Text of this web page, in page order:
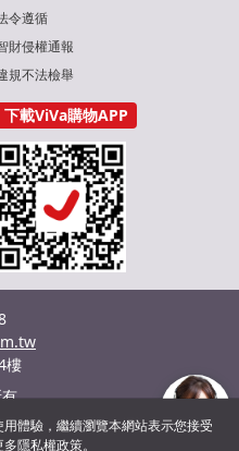
令遵循
財侵權通報
規不法檢舉
下載ViVa購物APP
樓
Ltd. All Rights Reserved.
體驗，繼續瀏覽本網站表示您接受
多隱私權政策。